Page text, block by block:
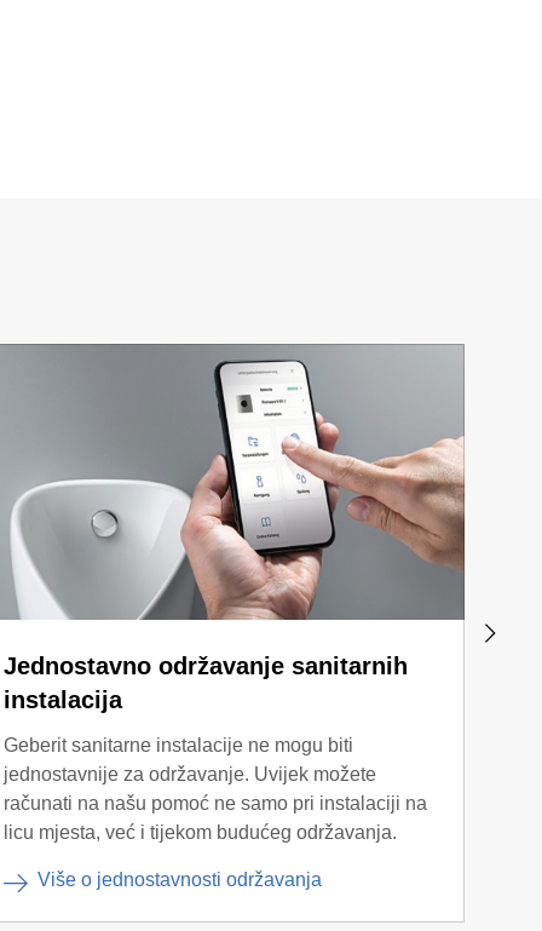
Jednostavno održavanje sanitarnih
instalacija
Geberit sanitarne instalacije ne mogu biti
jednostavnije za održavanje. Uvijek možete
računati na našu pomoć ne samo pri instalaciji na
licu mjesta, već i tijekom budućeg održavanja.
Više o jednostavnosti održavanja